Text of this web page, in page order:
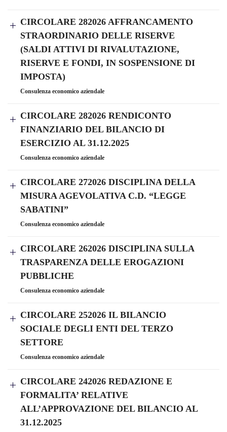
CIRCOLARE 282026 AFFRANCAMENTO
STRAORDINARIO DELLE RISERVE
(SALDI ATTIVI DI RIVALUTAZIONE,
RISERVE E FONDI, IN SOSPENSIONE DI
IMPOSTA)
Consulenza economico aziendale
CIRCOLARE 282026 RENDICONTO
FINANZIARIO DEL BILANCIO DI
ESERCIZIO AL 31.12.2025
Consulenza economico aziendale
CIRCOLARE 272026 DISCIPLINA DELLA
MISURA AGEVOLATIVA C.D. “LEGGE
SABATINI”
Consulenza economico aziendale
CIRCOLARE 262026 DISCIPLINA SULLA
TRASPARENZA DELLE EROGAZIONI
PUBBLICHE
Consulenza economico aziendale
CIRCOLARE 252026 IL BILANCIO
SOCIALE DEGLI ENTI DEL TERZO
SETTORE
Consulenza economico aziendale
CIRCOLARE 242026 REDAZIONE E
FORMALITA’ RELATIVE
ALL’APPROVAZIONE DEL BILANCIO AL
31.12.2025